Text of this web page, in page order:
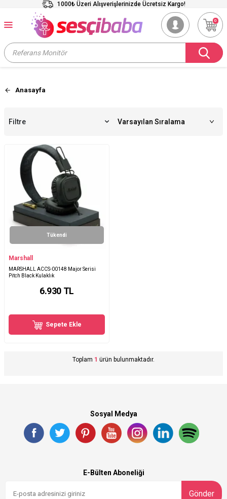
1000₺ Üzeri Alışverişlerinizde Ücretsiz Kargo!
0
Anasayfa
Filtre
Tükendi
Marshall
MARSHALL ACCS-00148 Major Serisi
Pitch Black Kulaklık
6.930 TL
Sepete Ekle
Toplam 1 ürün bulunmaktadır.
Sosyal Medya
E-Bülten Aboneliği
Gönder